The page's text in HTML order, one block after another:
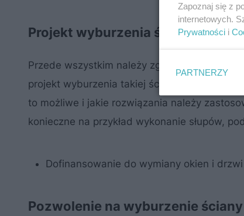
Projekt wyburzenia ściany nośnej
Przede wszystkim należy zgłosić się do
projekt wyburzenia takiej ściany. Dokona on
to możliwe i jakie rozwiązania należy
konieczne na przykład wykonanie słupów,
Dofinansowanie do wymiany okien i
Pozwolenie na wyburzenie
Zapoznaj się z
internetowych.
Prywatności i
PARTNERZY